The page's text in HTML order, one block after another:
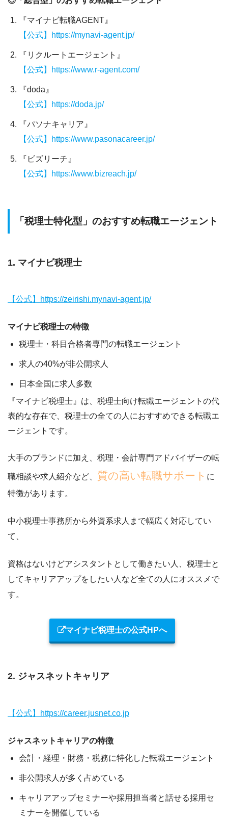
『マイナビ転職AGENT』
【公式】https://mynavi-agent.jp/
『リクルートエージェント』
【公式】https://www.r-agent.com/
『doda』
【公式】https://doda.jp/
『パソナキャリア』
【公式】https://www.pasonacareer.jp/
『ビズリーチ』
【公式】https://www.bizreach.jp/
「税理士特化型」のおすすめ転職エージェント
1. マイナビ税理士
【公式】https://zeirishi.mynavi-agent.jp/
マイナビ税理士の特徴
税理士・科目合格者専門の転職エージェント
求人の40%が非公開求人
日本全国に求人多数
『マイナビ税理士』は、 税理士向け転職エージェントの代
表的な存在で、税理士の全ての人におすすめできる転職エ
ージェントです。
大手のブランドに加え、税理・会計専門アドバイザーの転
職相談や求人紹介など、 質の高い転職サポート に
特徴があります。
中小税理士事務所から外資系求人まで幅広く対応してい
て、
資格はないけどアシスタントとして働きたい人、税理士と
してキャリアアップをしたい人など全ての人にオススメ で
す。
マイナビ税理士の公式HPへ
2. ジャスネットキャリア
【公式】https://career.jusnet.co.jp
ジャスネットキャリアの特徴
会計・経理・財務・税務に特化した転職エージェント
非公開求人が多く占めている
キャリアアップセミナーや採用担当者と話せる採用セ
ミナーを開催している